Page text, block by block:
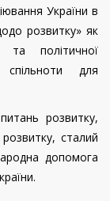
України в
розвитку» як
та політичної
для
розвитку,
сталий
допомога